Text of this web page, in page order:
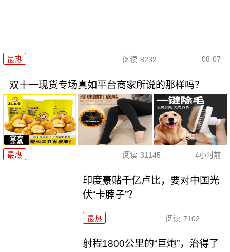
最热 阅读 8232 08-07
双十一现货专场真如平台商家所说的那样吗？
最热 阅读 31145 4小时前
印度豪赌千亿卢比，要对中国光
伏“卡脖子”？
最热 阅读 7102
射程1800公里的“巨炮”，治得了